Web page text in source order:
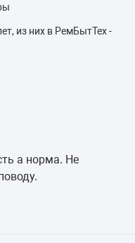
из них в РемБытТех -
а норма. Не